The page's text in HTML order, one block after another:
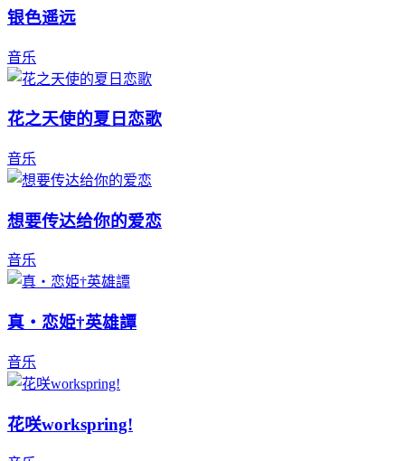
银色遥远
音乐
花之天使的夏日恋歌
音乐
想要传达给你的爱恋
音乐
真・恋姫†英雄譚
音乐
花咲workspring!